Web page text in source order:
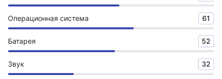
Операционная система 61
Батарея 52
Звук 32